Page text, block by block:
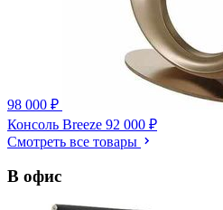
98 000 ₽
Консоль Breeze 92 000 ₽
Смотреть все товары
В офис